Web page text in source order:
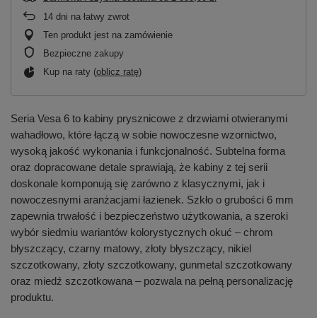
14 dni na łatwy zwrot
Ten produkt jest na zamówienie
Bezpieczne zakupy
Kup na raty (oblicz ratę)
Seria Vesa 6 to kabiny prysznicowe z drzwiami otwieranymi
wahadłowo, które łączą w sobie nowoczesne wzornictwo,
wysoką jakość wykonania i funkcjonalność. Subtelna forma
oraz dopracowane detale sprawiają, że kabiny z tej serii
doskonale komponują się zarówno z klasycznymi, jak i
nowoczesnymi aranżacjami łazienek. Szkło o grubości 6 mm
zapewnia trwałość i bezpieczeństwo użytkowania, a szeroki
wybór siedmiu wariantów kolorystycznych okuć – chrom
błyszczący, czarny matowy, złoty błyszczący, nikiel
szczotkowany, złoty szczotkowany, gunmetal szczotkowany
oraz miedź szczotkowana – pozwala na pełną personalizację
produktu.